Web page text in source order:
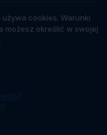
używa cookies. Warunki
możesz określić w swojej